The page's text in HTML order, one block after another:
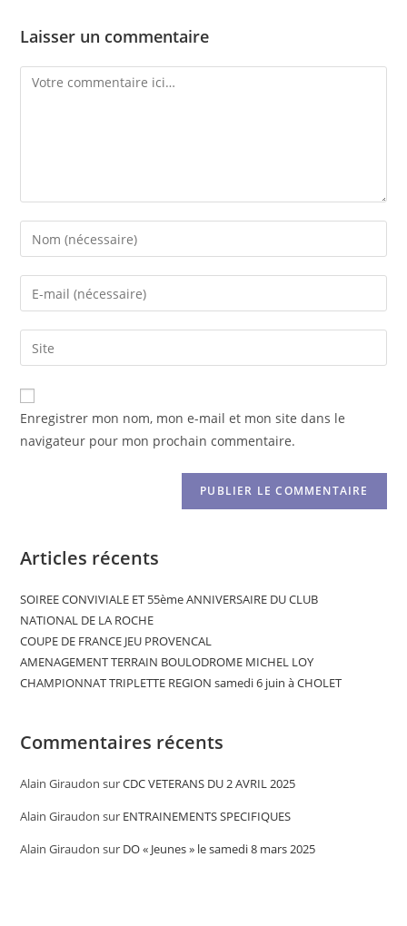
Laisser un commentaire
Enregistrer mon nom, mon e-mail et mon site dans le
navigateur pour mon prochain commentaire.
Articles récents
SOIREE CONVIVIALE ET 55ème ANNIVERSAIRE DU CLUB
NATIONAL DE LA ROCHE
COUPE DE FRANCE JEU PROVENCAL
AMENAGEMENT TERRAIN BOULODROME MICHEL LOY
CHAMPIONNAT TRIPLETTE REGION samedi 6 juin à CHOLET
Commentaires récents
Alain Giraudon surCDC VETERANS DU 2 AVRIL 2025
Alain Giraudon sur ENTRAINEMENTS SPECIFIQUES
Alain Giraudon sur DO « Jeunes » le samedi 8 mars 2025